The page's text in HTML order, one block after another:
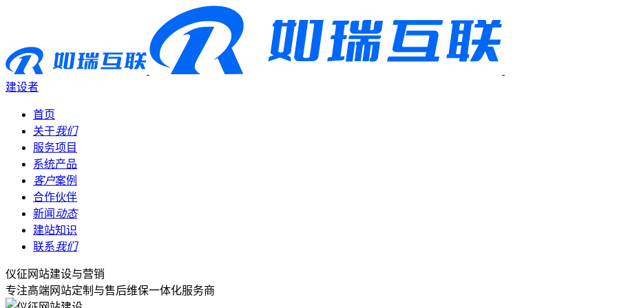
建设者
首页
关于我们
服务项目
系统产品
客户案例
合作伙伴
新闻 动态
建站知识
联系我们
仪征网站建设与营销
专注高端网站定制与售后维保一体化服务商